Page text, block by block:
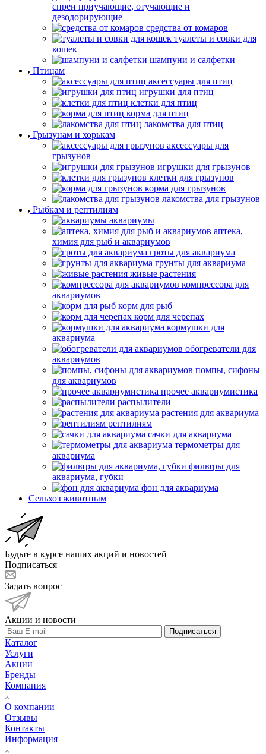
спреи приучающие, отучающие и
дезодорирующие
средства от комаров
туалеты и совки для
кошек
шампуни и салфетки
Птицам
аксессуары для птиц
игрушки для птиц
клетки для птиц
корма для птиц
лакомства для птиц
Грызунам и хорькам
аксессуары для
грызунов
игрушки для грызунов
клетки для грызунов
корма для грызунов
лакомства для грызунов
Рыбкам и рептилиям
аквариумы
аптека,
химия для рыб и аквариумов
гроты для аквариума
грунты для аквариума
живые растения
компрессора для
аквариумов
корм для рыб
корм для черепах
кормушки для
аквариума
обогреватели для
аквариумов
помпы, сифоны
для аквариумов
прочее аквариумистика
распылители
растения для аквариума
рептилиям
сачки для аквариума
термометры для
аквариума
фильтры для
аквариума, губки
фон для аквариума
Сельхоз животным
Будьте в курсе наших акций и новостей
Подписаться
Задать вопрос
Акции и новости
Подписаться
Каталог
Услуги
Акции
Бренды
Компания
О компании
Отзывы
Контакты
Информация